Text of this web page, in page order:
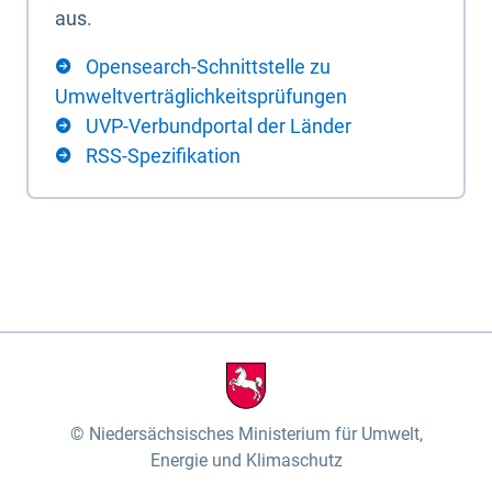
aus.
Opensearch-Schnittstelle zu
Umweltverträglichkeitsprüfungen
UVP-Verbundportal der Länder
RSS-Spezifikation
Niedersächsisches Ministerium für Umwelt,
Energie und Klimaschutz